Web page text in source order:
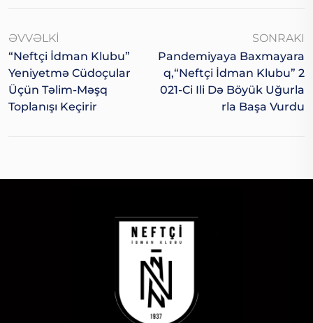
ƏVVƏLKI
“Neftçi İdman Klubu”
Yeniyetmə Cüdoçular
Üçün Təlim-Məşq
Toplanışı Keçirir
SONRAKI
Pandemiyaya Baxmayara
Q,“Neftçi İdman Klubu” 2
021-Ci Ili Də Böyük Uğurla
Rla Başa Vurdu